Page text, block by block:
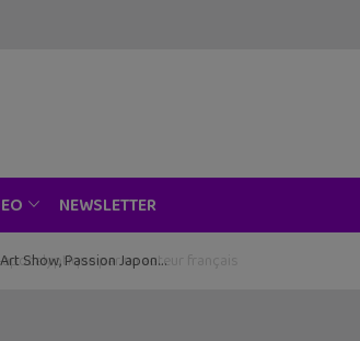
NEWSLETTER
Show, Passion Japon…